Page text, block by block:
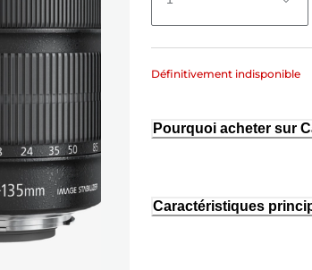
Définitivement indisponible
Pourquoi acheter sur
Caractéristiques